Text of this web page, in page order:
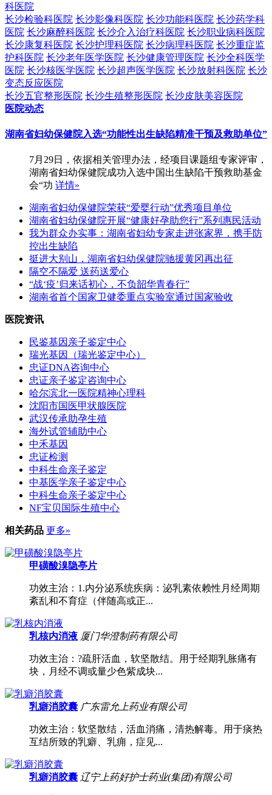
科医院
长沙检验科医院 长沙影像科医院 长沙功能科医院 长沙药学科
医院 长沙麻醉科医院 长沙介入治疗科医院 长沙职业病科医院
长沙康复科医院 长沙护理科医院 长沙病理科医院 长沙重症监
护科医院 长沙老年医学医院 长沙健康管理医院 长沙全科医学
医院 长沙核医学医院 长沙超声医学医院 长沙放射科医院 长沙
变态反应医院
长沙五官整形医院 长沙生殖整形医院 长沙皮肤美容医院
医院动态
湖南省妇幼保健院入选“功能性出生缺陷精准干预及救助单位”
7月29日，依据相关管理办法，经项目课题组专家评审，
湖南省妇幼保健院成功入选中国出生缺陷干预救助基金
会“功 详情»
湖南省妇幼保健院荣获“爱婴行动”优秀项目单位
湖南省妇幼保健院开展“健康好孕助您行”系列惠民活动
我为群众办实事：湖南省妇幼专家走进张家界，携手防
控出生缺陷
挺进大别山，湖南省妇幼保健院驰援黄冈再出征
隔空不隔爱 送药送爱心
“战‘疫’归来话初心，不负韶华青春行”
湖南省首个国家卫健委重点实验室通过国家验收
医院资讯
民鉴基因亲子鉴定中心
瑞光基因（瑞光鉴定中心）
忠证DNA咨询中心
忠证亲子鉴定咨询中心
哈尔滨北一医院精神心理科
沈阳市国医甲状腺医院
武汉传承助孕生殖
海外试管辅助中心
中禾基因
忠证检测
中科生命亲子鉴定
中基医学亲子鉴定中心
中科生命亲子鉴定中心
NF宝贝国际生殖中心
相关药品 更多»
甲磺酸溴隐亭片
功效主治：1.内分泌系统疾病：泌乳素依赖性月经周期
紊乱和不育症（伴随高或正...
乳核内消液 厦门华澄制药有限公司
功效主治：?疏肝活血，软坚散结。用于经期乳胀痛有
块，月经不调或量少色紫成块...
乳癖消胶囊 广东雷允上药业有限公司
功效主治：软坚散结，活血消痛，清热解毒。用于痰热
互结所致的乳癖、乳痈，症见...
乳癖消胶囊 辽宁上药好护士药业(集团)有限公司